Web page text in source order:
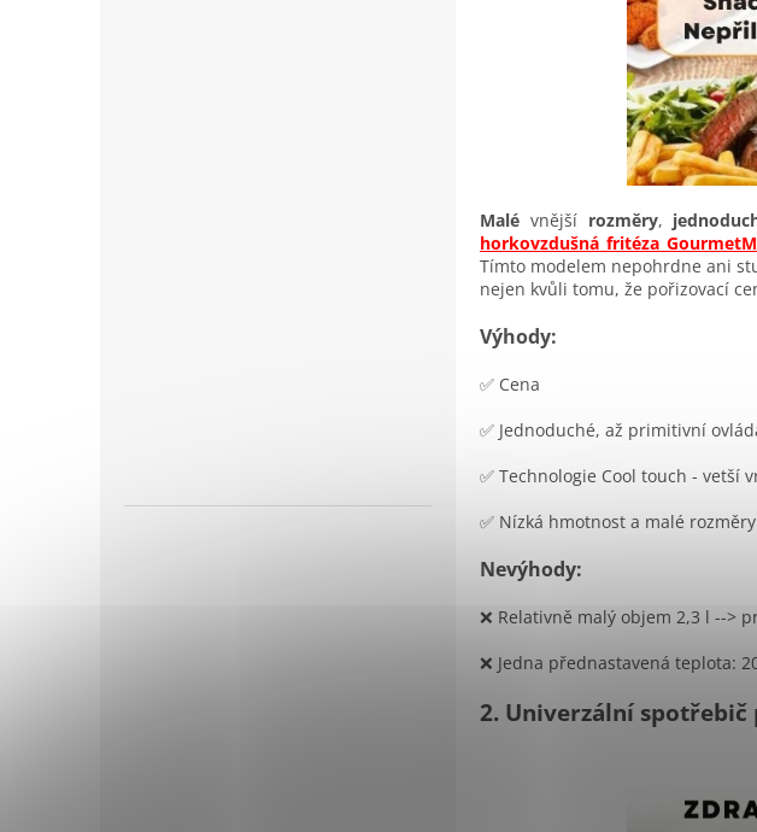
Malé vnější rozměry,
horkovzdušná fritéza
Tímto modelem nepohrdne ani
nejen kvůli tomu, že pořizovací
Výhody:
✅ Cena
✅ Jednoduché, až primitivní
✅ Technologie Cool touch - vetší
✅ Nízká hmotnost a malé rozměry
Nevýhody:
❌ Relativně malý objem 2,3 l -->
❌ Jedna přednastavená teplota:
2. Univerzální